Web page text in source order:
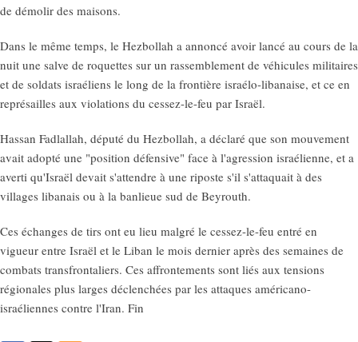
de démolir des maisons.
Dans le même temps, le Hezbollah a annoncé avoir lancé au cours de la
nuit une salve de roquettes sur un rassemblement de véhicules militaires
et de soldats israéliens le long de la frontière israélo-libanaise, et ce en
représailles aux violations du cessez-le-feu par Israël.
Hassan Fadlallah, député du Hezbollah, a déclaré que son mouvement
avait adopté une "position défensive" face à l'agression israélienne, et a
averti qu'Israël devait s'attendre à une riposte s'il s'attaquait à des
villages libanais ou à la banlieue sud de Beyrouth.
Ces échanges de tirs ont eu lieu malgré le cessez-le-feu entré en
vigueur entre Israël et le Liban le mois dernier après des semaines de
combats transfrontaliers. Ces affrontements sont liés aux tensions
régionales plus larges déclenchées par les attaques américano-
israéliennes contre l'Iran. Fin